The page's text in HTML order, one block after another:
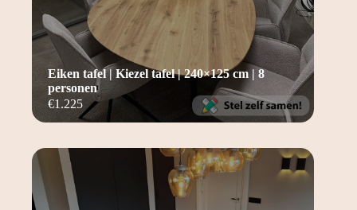
€1.225
Eiken tafel | Kiezel tafel | 240×125 cm | 8
personen